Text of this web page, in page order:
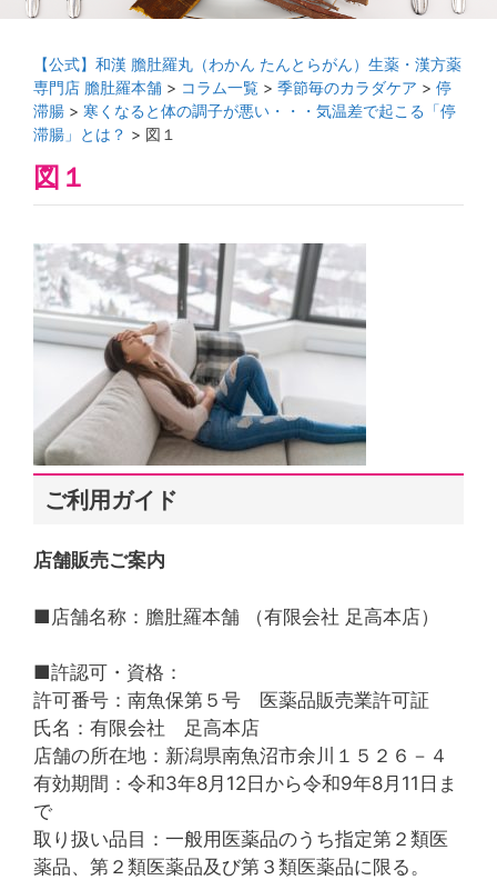
【公式】和漢 膽肚羅丸（わかん たんとらがん）生薬・漢方薬
専門店 膽肚羅本舗 > コラム一覧 > 季節毎のカラダケア > 停
滞腸 > 寒くなると体の調子が悪い・・・気温差で起こる「停
滞腸」とは？ > 図１
図１
ご利用ガイド
店舗販売ご案内
■店舗名称：膽肚羅本舗 （有限会社 足高本店）
■許認可・資格：
許可番号：南魚保第５号 医薬品販売業許可証
氏名：有限会社 足高本店
店舗の所在地：新潟県南魚沼市余川１５２６－４
有効期間：令和3年8月12日から令和9年8月11日ま
で
取り扱い品目：一般用医薬品のうち指定第２類医
薬品、第２類医薬品及び第３類医薬品に限る。